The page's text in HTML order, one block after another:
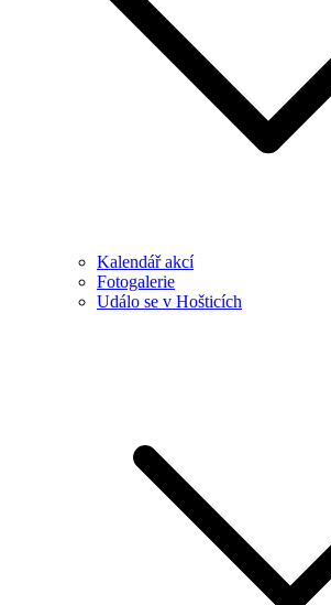
Kalendář akcí
Fotogalerie
Událo se v Hošticích